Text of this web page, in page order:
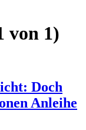
von 1)
Doch
Anleihe